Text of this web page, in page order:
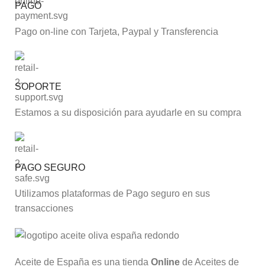
PAGO
Pago on-line con Tarjeta, Paypal y Transferencia
SOPORTE
Estamos a su disposición para ayudarle en su compra
PAGO SEGURO
Utilizamos plataformas de Pago seguro en sus
transacciones
Aceite de España es una tienda Online de Aceites de